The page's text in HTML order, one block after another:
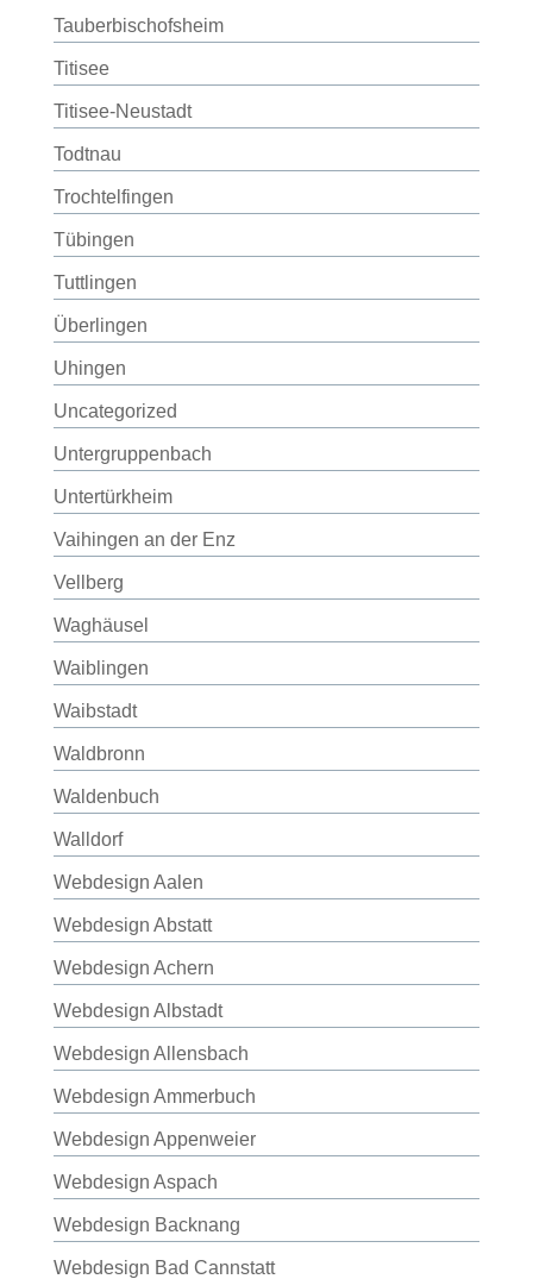
Tauberbischofsheim
Titisee
Titisee-Neustadt
Todtnau
Trochtelfingen
Tübingen
Tuttlingen
Überlingen
Uhingen
Uncategorized
Untergruppenbach
Untertürkheim
Vaihingen an der Enz
Vellberg
Waghäusel
Waiblingen
Waibstadt
Waldbronn
Waldenbuch
Walldorf
Webdesign Aalen
Webdesign Abstatt
Webdesign Achern
Webdesign Albstadt
Webdesign Allensbach
Webdesign Ammerbuch
Webdesign Appenweier
Webdesign Aspach
Webdesign Backnang
Webdesign Bad Cannstatt